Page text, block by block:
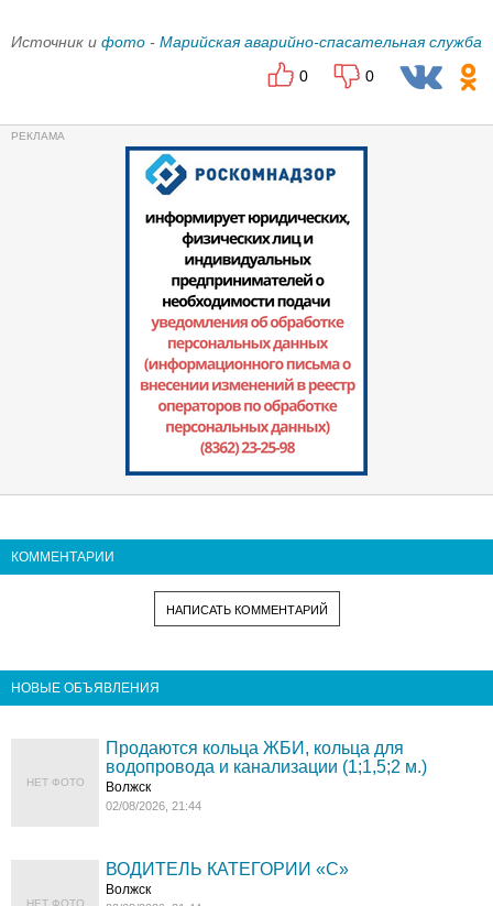
Источник и фото - Марийская аварийно-спасательная служба
0
0
КОММЕНТАРИИ
НАПИСАТЬ КОММЕНТАРИЙ
НОВЫЕ ОБЪЯВЛЕНИЯ
НЕТ ФОТО
Продаются кольца ЖБИ, кольца для
водопровода и канализации (1;1,5;2 м.)
Волжск
02/08/2026, 21:44
НЕТ ФОТО
ВОДИТЕЛЬ КАТЕГОРИИ «C»
Волжск